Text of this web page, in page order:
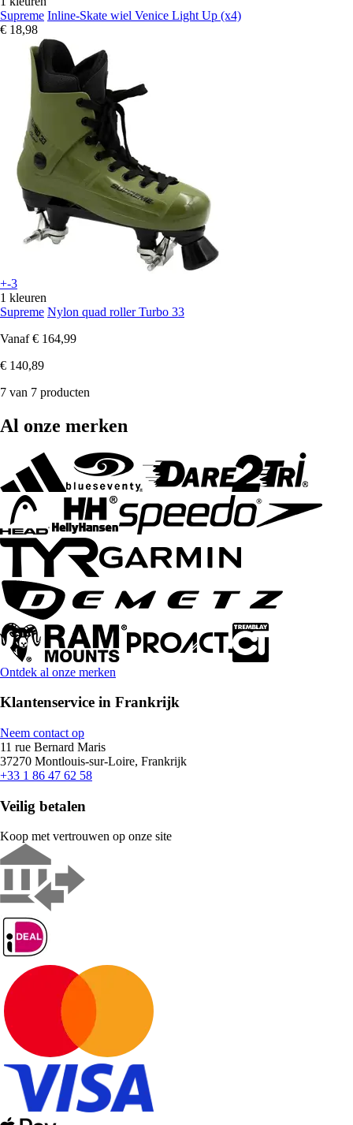
Supreme Inline-Skate wiel Venice Light Up (x4)
€ 18,98
+-3
1 kleuren
Supreme Nylon quad roller Turbo 33
Vanaf € 164,99
€ 140,89
7 van 7 producten
Al onze merken
Ontdek al onze merken
Klantenservice in Frankrijk
Neem contact op
11 rue Bernard Maris
37270 Montlouis-sur-Loire, Frankrijk
+33 1 86 47 62 58
Veilig betalen
Koop met vertrouwen op onze site